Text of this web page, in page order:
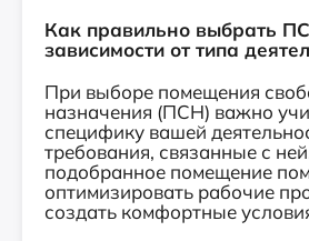
Как правильно выбрать
зависимости от типа
При выборе помещения
назначения (ПСН) важно
специфику вашей
требования, связанные с
подобранное помещение
оптимизировать рабочие
создать комфортные